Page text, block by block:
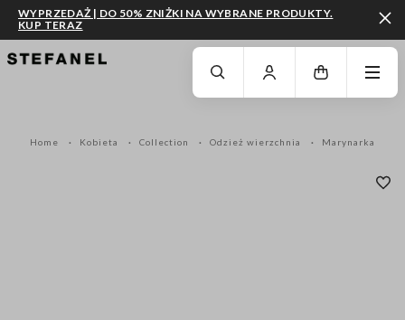
PRZEJDŹ DO GŁÓWNEJ TREŚCI PRZEWIŃ NA DÓŁ STRONY
WYPRZEDAŻ | DO 50% ZNIŻKI NA WYBRANE PRODUKTY.
KUP TERAZ
Home Kobieta Collection Odzież wierzchnia Marynarka